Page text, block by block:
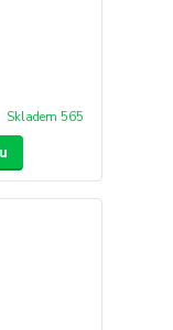
Skladem 565